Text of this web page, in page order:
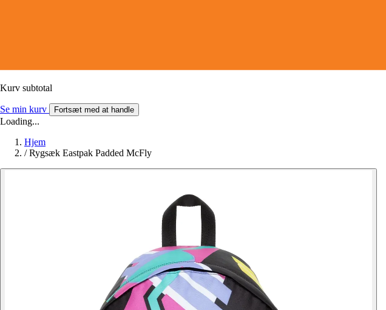
Kurv subtotal
Se min kurv Fortsæt med at handle
Loading...
Hjem
/ Rygsæk Eastpak Padded McFly